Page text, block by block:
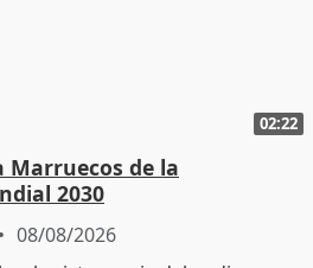
02:22
de la
2030
08/08/2026